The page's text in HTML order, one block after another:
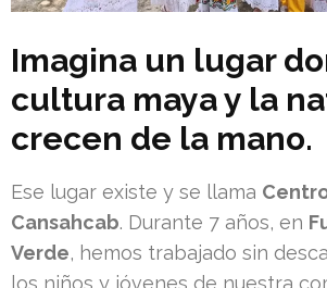
Imagina un lugar
cultura maya y la
crecen de la mano.
Ese lugar existe y se llama
Cansahcab. Durante 7 años, en
Verde, hemos trabajado sin
los niños y jóvenes de nuestra